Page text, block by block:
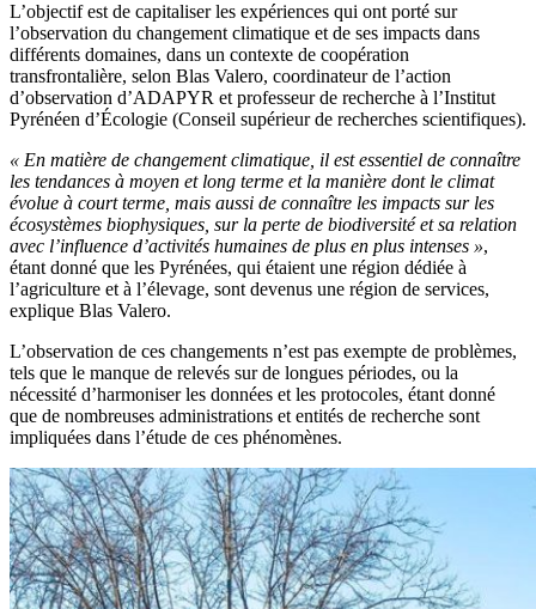
L’objectif est de capitaliser les expériences qui ont porté sur
l’observation du changement climatique et de ses impacts dans
différents domaines, dans un contexte de coopération
transfrontalière, selon Blas Valero, coordinateur de l’action
d’observation d’ADAPYR et professeur de recherche à l’Institut
Pyrénéen d’Écologie (Conseil supérieur de recherches scientifiques).
« En matière de changement climatique, il est essentiel de connaître
les tendances à moyen et long terme et la manière dont le climat
évolue à court terme, mais aussi de connaître les impacts sur les
écosystèmes biophysiques, sur la perte de biodiversité et sa relation
avec l’influence d’activités humaines de plus en plus intenses »,
étant donné que les Pyrénées, qui étaient une région dédiée à
l’agriculture et à l’élevage, sont devenus une région de services,
explique Blas Valero.
L’observation de ces changements n’est pas exempte de problèmes,
tels que le manque de relevés sur de longues périodes, ou la
nécessité d’harmoniser les données et les protocoles, étant donné
que de nombreuses administrations et entités de recherche sont
impliquées dans l’étude de ces phénomènes.